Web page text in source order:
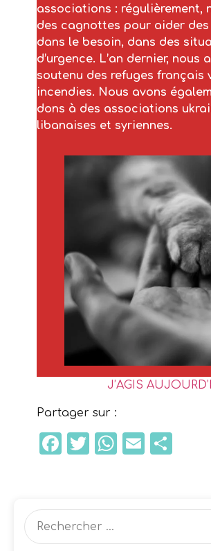
associations : régulièrement,
des cagnottes pour aider
dans le besoin, dans des
d’urgence. L’an dernier, nous
soutenu des refuges français
incendies. Nous avons
dons à des associations
libanaises et syriennes.
J’AGIS
Partager sur :
Facebook
TwitterEmail